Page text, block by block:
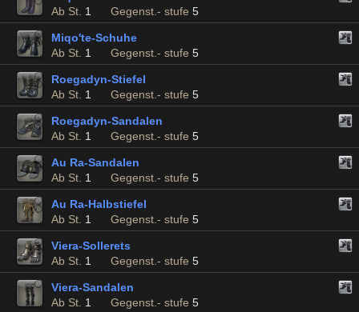
Ab St. 1 Gegenst.- stufe 5
Miqo'te-Schuhe
Ab St. 1 Gegenst.- stufe 5
Roegadyn-Stiefel
Ab St. 1 Gegenst.- stufe 5
Roegadyn-Sandalen
Ab St. 1 Gegenst.- stufe 5
Au Ra-Sandalen
Ab St. 1 Gegenst.- stufe 5
Au Ra-Halbstiefel
Ab St. 1 Gegenst.- stufe 5
Viera-Sollerets
Ab St. 1 Gegenst.- stufe 5
Viera-Sandalen
Ab St. 1 Gegenst.- stufe 5